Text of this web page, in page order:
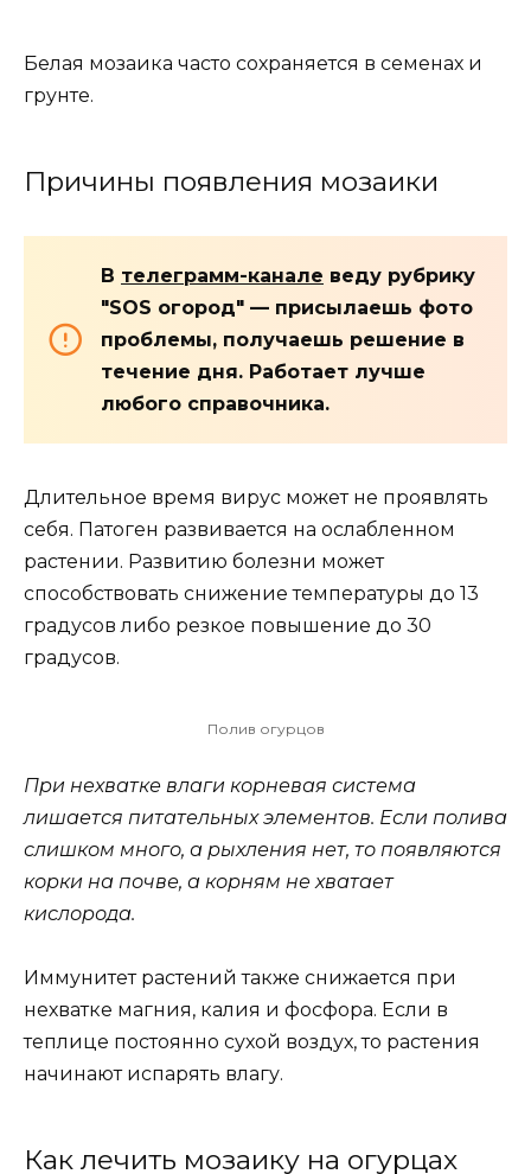
Белая мозаика часто сохраняется в семенах и
грунте.
Причины появления мозаики
В телеграмм-канале веду рубрику
"SOS огород" — присылаешь фото
проблемы, получаешь решение в
течение дня. Работает лучше
любого справочника.
Длительное время вирус может не проявлять
себя. Патоген развивается на ослабленном
растении. Развитию болезни может
способствовать снижение температуры до 13
градусов либо резкое повышение до 30
градусов.
Полив огурцов
При нехватке влаги корневая система
лишается питательных элементов. Если полива
слишком много, а рыхления нет, то появляются
корки на почве, а корням не хватает
кислорода.
Иммунитет растений также снижается при
нехватке магния, калия и фосфора. Если в
теплице постоянно сухой воздух, то растения
начинают испарять влагу.
Как лечить мозаику на огурцах